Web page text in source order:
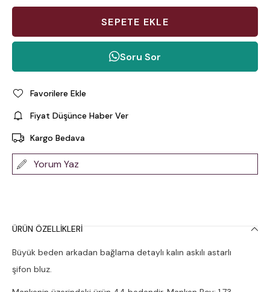
Soru Sor
Favorilere Ekle
Fiyat Düşünce Haber Ver
Kargo Bedava
Yorum Yaz
ÜRÜN ÖZELLIKLERI
Büyük beden arkadan bağlama detaylı kalın askılı astarlı
şifon bluz.